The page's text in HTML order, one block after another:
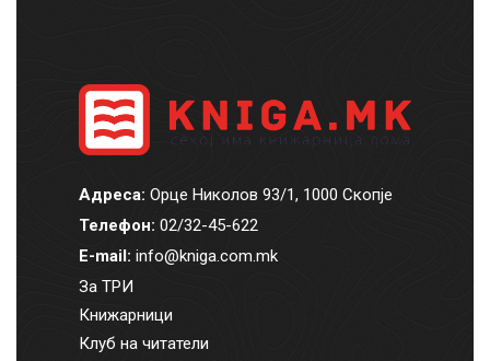
Адреса: Орце Николов 93/1, 1000 Скопје
Телефон: 02/32-45-622
E-mail: info@kniga.com.mk
За ТРИ
Книжарници
Клуб на читатели